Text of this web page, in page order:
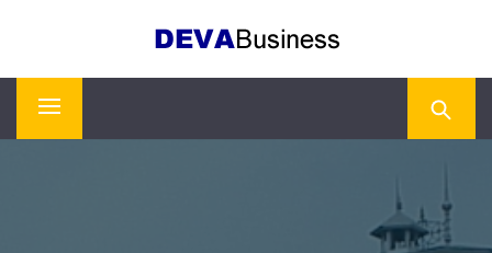
DEVA BUSINESS
Primary